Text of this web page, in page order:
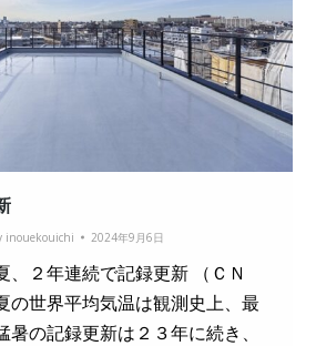
inouekouichi 2024年9月6日
、２年連続で記録更新 （ＣＮ
の世界平均気温は観測史上、最
の記録更新は２３年に続き、